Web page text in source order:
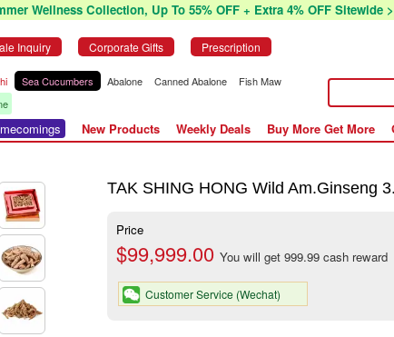
Wellness Collection, Up To 55% OFF + Extra 4% OFF Sitewide
Inquiry Corporate Gifts Prescription
Sea Cucumbers Abalone Canned Abalone
Fish Maw
New Products Weekly Deals Buy More Get More
TAK SHING HONG Wild Am.Ginseng
Price
$99,999.00You will get 999.99 cash reward
Customer Service (Wechat)